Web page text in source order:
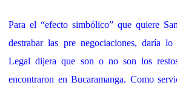
Para el “efecto simbólico” que quiere
destrabar las pre negociaciones, daría
Legal dijera que son o no son los
encontraron en Bucaramanga. Como